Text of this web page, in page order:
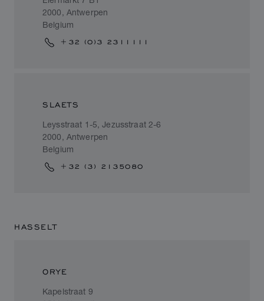
2000, Antwerpen
Belgium
+32 (0)3 2311111
SLAETS
Leysstraat 1-5, Jezusstraat 2-6
2000, Antwerpen
Belgium
+32 (3) 2135080
HASSELT
ORYE
Kapelstraat 9